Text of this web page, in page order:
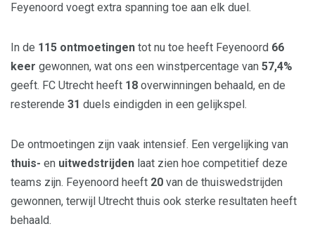
Feyenoord voegt extra spanning toe aan elk duel.
In de 115 ontmoetingen tot nu toe heeft Feyenoord 66
keer gewonnen, wat ons een winstpercentage van 57,4%
geeft. FC Utrecht heeft 18 overwinningen behaald, en de
resterende 31 duels eindigden in een gelijkspel.
De ontmoetingen zijn vaak intensief. Een vergelijking van
thuis- en uitwedstrijden laat zien hoe competitief deze
teams zijn. Feyenoord heeft 20 van de thuiswedstrijden
gewonnen, terwijl Utrecht thuis ook sterke resultaten heeft
behaald.